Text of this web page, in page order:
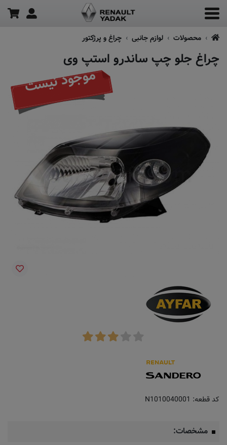
محصولات لوازم جانبی چراغ و پرژکتور
چراغ جلو چپ ساندرو استپ وی
موجود نیست
کد قطعه: N1010040001
مشخصات: